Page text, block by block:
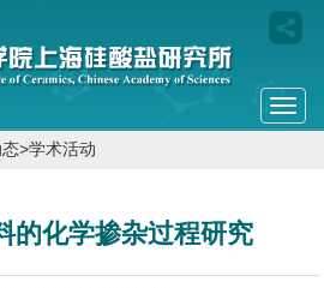
>学术活动
的化学掺杂过程研究